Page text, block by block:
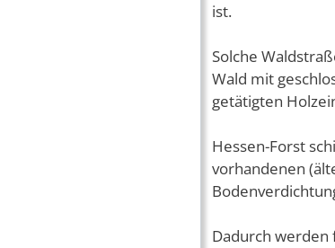
ist.
Solche
Wald mit
getätigten
Hessen-Forst
vorhandenen
Dadurch werden